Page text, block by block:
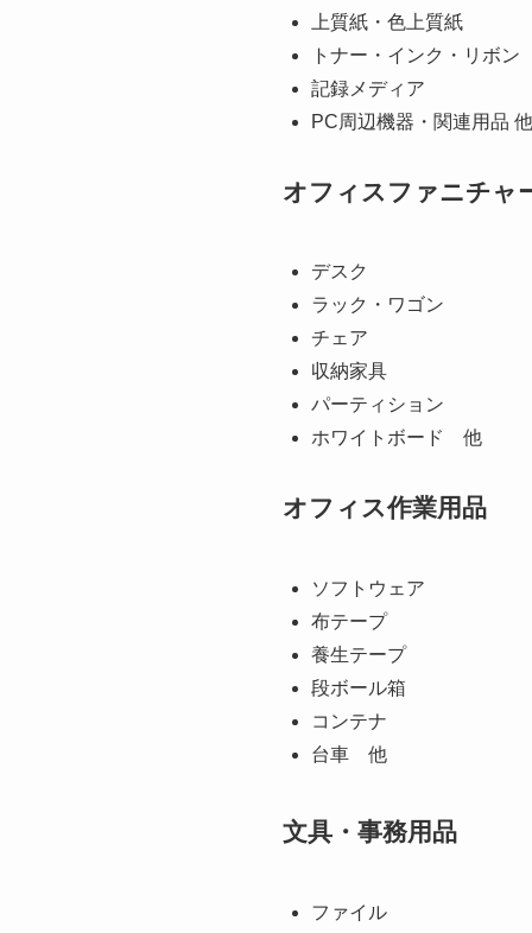
上質紙・色上質紙
トナー・インク・リボン
記録メディア
PC周辺機器・関連用品 他
オフィスファニチャ
デスク
ラック・ワゴン
チェア
収納家具
パーティション
ホワイトボード 他
オフィス作業用品
ソフトウェア
布テープ
養生テープ
段ボール箱
コンテナ
台車 他
文具・事務用品
ファイル